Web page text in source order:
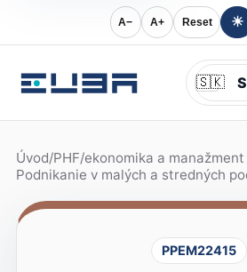
A− A+ Reset ☀
🇸🇰
Úvod/PHF/ekonomika a
Podnikanie v malých a stredných
PPEM22415